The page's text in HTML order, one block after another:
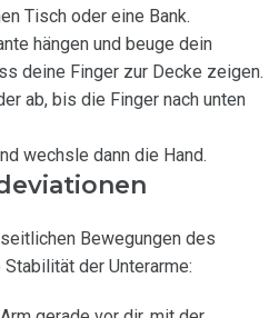
Tisch oder eine Bank.
hängen und beuge dein
deine Finger zur Decke zeigen.
ab, bis die Finger nach unten
wechsle dann die Hand.
Bewegungen des
der Unterarme: